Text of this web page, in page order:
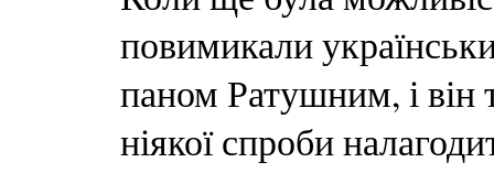
повимикали
паном Ратушним, і він
ніякої спроби